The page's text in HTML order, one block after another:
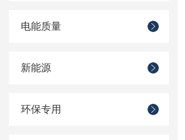
电能质量
新能源
环保专用